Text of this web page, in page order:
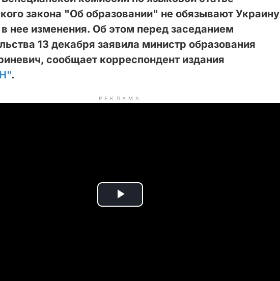
закона "Об образовании" не обязывают Украину
в нее изменения. Об этом перед заседанием
13 декабря заявила министр образования
сообщает корреспондент издания
.
РЕКЛАМА
P